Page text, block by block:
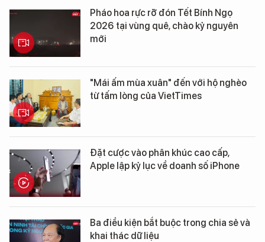
Pháo hoa rực rỡ đón Tết Bính Ngọ
2026 tại vùng quê, chào kỷ nguyên
mới
"Mái ấm mùa xuân" đến với hộ nghèo
từ tấm lòng của VietTimes
Đặt cược vào phân khúc cao cấp,
Apple lập kỷ lục về doanh số iPhone
Ba điều kiện bắt buộc trong chia sẻ và
khai thác dữ liệu